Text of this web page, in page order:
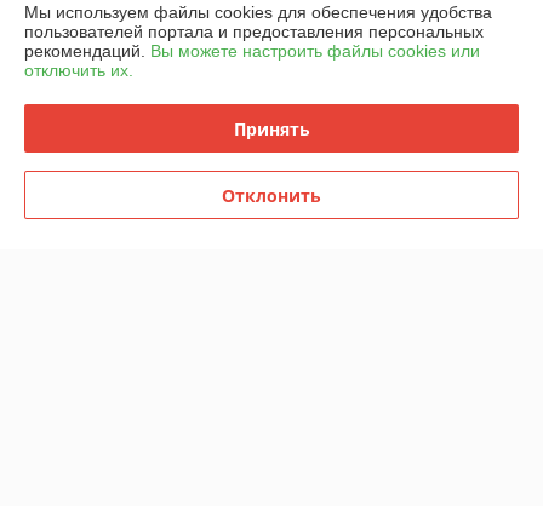
График работы
Политика обработки cookies
Мы используем файлы cookies для обеспечения удобства
пользователей портала и предоставления персональных
рекомендаций. Вы можете настроить файлы cookies или
отключить их.
Принять
Отклонить